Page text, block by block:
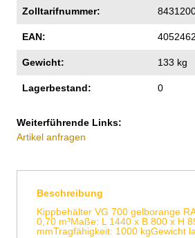
Zolltarifnummer:
EAN:
Gewicht: 133 kg
Lagerbestand: 0
Weiterführende Links:
Artikel anfragen
Beschreibung
Kippbehälter VG 700 gelborange
0,70 m³Maße: L 1440 x B 800 x H
mmTragfähigkeit: 1000 kgGewicht